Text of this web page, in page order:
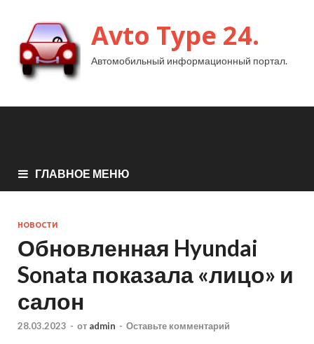
Avto Type 24.
Автомобильный информационный портал.
ГЛАВНОЕ МЕНЮ
НОВОСТИ
Обновленная Hyundai
Sonata показала «лицо» и
салон
28.03.2023 - от admin - Оставьте комментарий